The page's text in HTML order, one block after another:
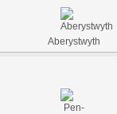
Aberystwyth